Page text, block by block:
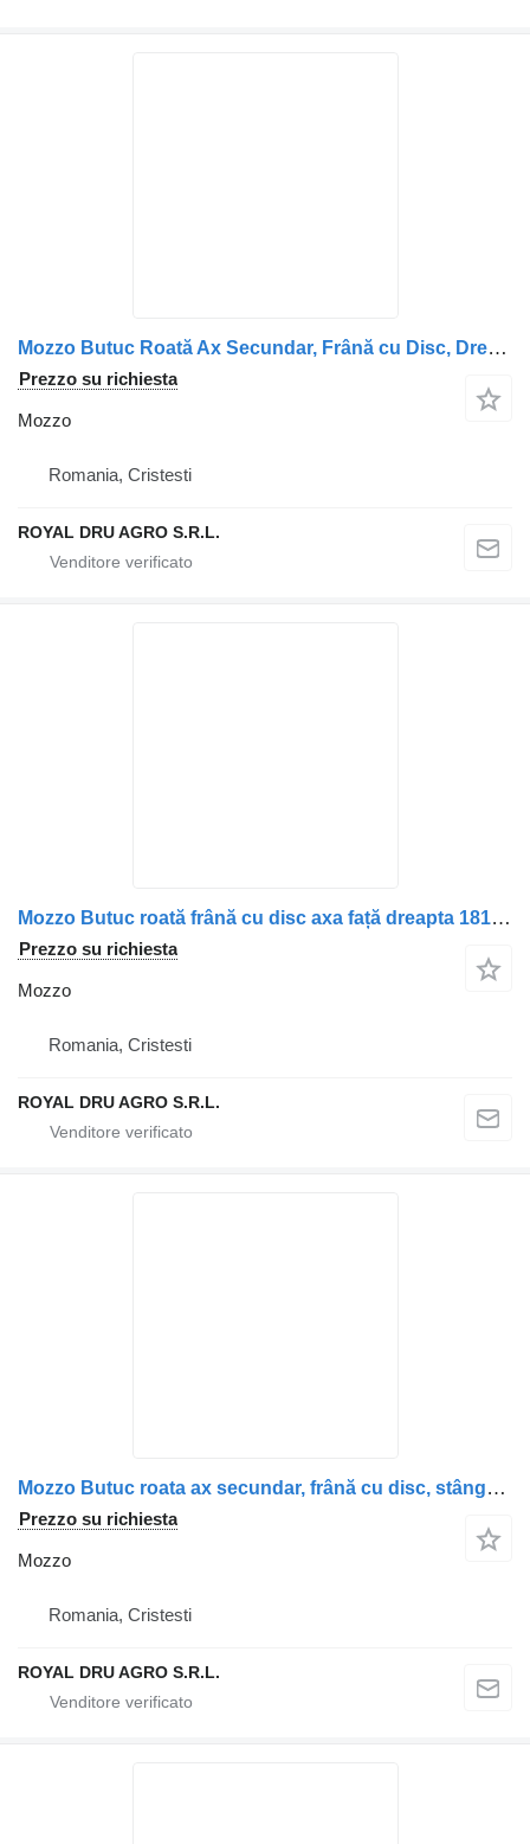
Mozzo Butuc Roată Ax Secundar, Frână cu Disc, Dreapta per camion DAF
Prezzo su richiesta
Mozzo
Romania, Cristesti
ROYAL DRU AGRO S.R.L.
Mozzo Butuc roată frână cu disc axa față dreapta 1812160 2019833 18125 per camion DAF DAF
Prezzo su richiesta
Mozzo
Romania, Cristesti
ROYAL DRU AGRO S.R.L.
Mozzo Butuc roata ax secundar, frână cu disc, stânga, pentru per camion DAF Vehicule DAF
Prezzo su richiesta
Mozzo
Romania, Cristesti
ROYAL DRU AGRO S.R.L.